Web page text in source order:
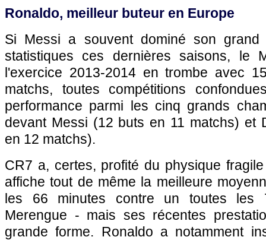
Ronaldo, meilleur buteur en Europe
Si Messi a souvent dominé son
statistiques ces dernières saisons, le
l'exercice 2013-2014 en trombe avec
matchs, toutes compétitions
performance parmi les cinq grands
devant Messi (12 buts en 11 matchs) et
en 12 matchs).
CR7 a, certes, profité du physique
affiche tout de même la meilleure
les 66 minutes contre un toutes les
Merengue - mais ses récentes
grande forme. Ronaldo a notamment